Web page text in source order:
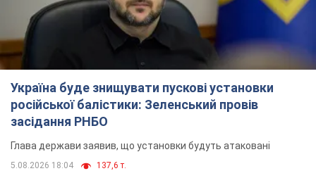
Україна буде знищувати пускові установки
російської балістики: Зеленський провів
засідання РНБО
Глава держави заявив, що установки будуть атаковані
5.08.2026 18:04 137,6 т.